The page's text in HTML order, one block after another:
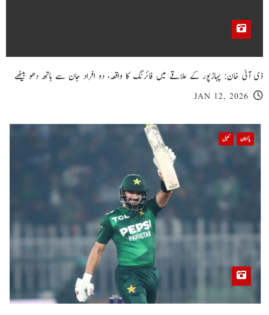
ڈی آئی خان: پہاڑپور کے علاقے میں فائرنگ کا واقعہ، دو افراد جان سے ہاتھ دھو بیٹھے
JAN 12, 2026
پاکستان کھیل